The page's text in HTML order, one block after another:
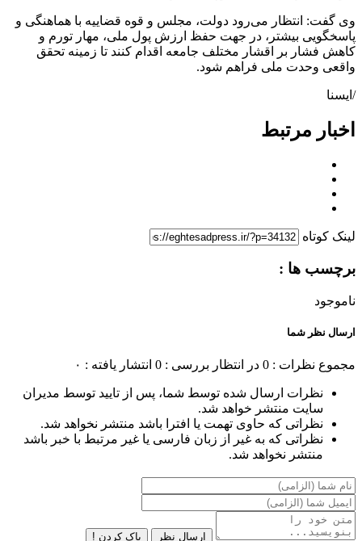
وی گفت: انتظار می‌رود دولت، مجلس و قوه قضاییه با هماهنگی و
پاسخگویی بیشتر، در جهت حفظ ارزش پول ملی، مهار تورم و
کاهش فشار بر اقشار مختلف جامعه اقدام کنند تا زمینه تحقق
واقعی وحدت ملی فراهم شود.
/ایسنا
اخبار مرتبط
لینک کوتاه
برچسب ها :
ناموجود
ارسال نظر شما
مجموع نظرات : 0 در انتظار بررسی : 0 انتشار یافته : ۰
نظرات ارسال شده توسط شما، پس از تایید توسط مدیران
سایت منتشر خواهد شد.
نظراتی که حاوی تهمت یا افترا باشد منتشر نخواهد شد.
نظراتی که به غیر از زبان فارسی یا غیر مرتبط با خبر باشد
منتشر نخواهد شد.
ارسال نظر پاک کردن !